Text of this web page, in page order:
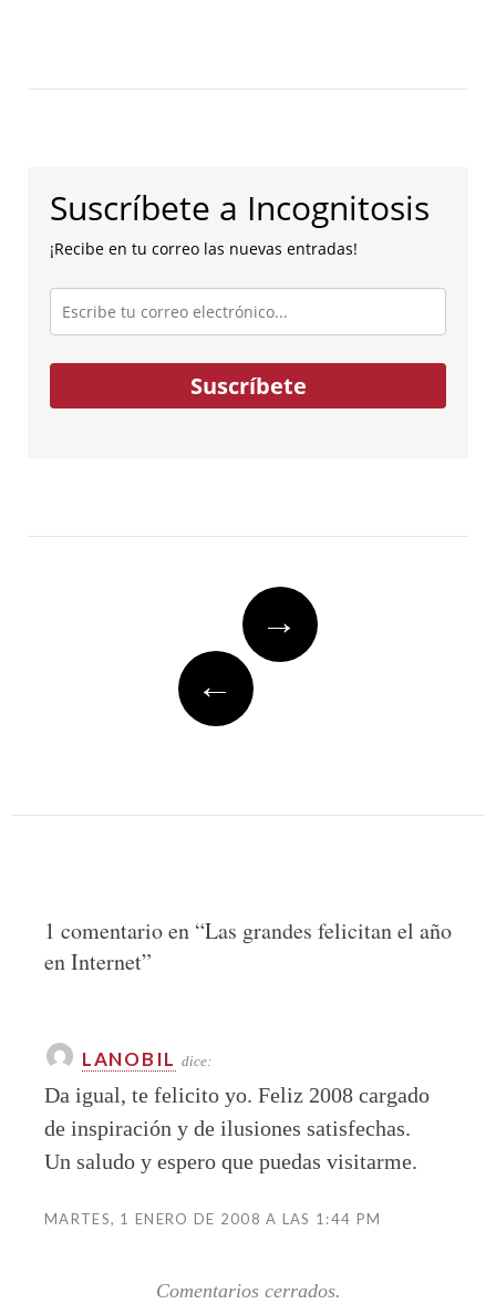
Suscríbete a Incognitosis
¡Recibe en tu correo las nuevas entradas!
Escribe
tu
correo
electrónico...
Suscríbete
→
←
1 comentario en “Las grandes felicitan el año
en Internet”
LANOBIL dice:
Da igual, te felicito yo. Feliz 2008 cargado
de inspiración y de ilusiones satisfechas.
Un saludo y espero que puedas visitarme.
MARTES, 1 ENERO DE 2008 A LAS 1:44 PM
Comentarios cerrados.